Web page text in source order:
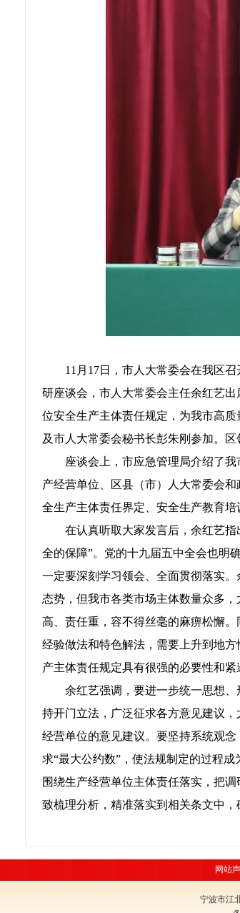
11月17日，市人大常委会在我区召
研座谈会，市人大常委会主任余红艺
位安全生产主体责任规定，为我市高
及市人大常委会秘书长彭朱刚参加。
座谈会上，市应急管理局介绍了我
产经营单位、区县（市）人大常委会
全生产主体责任界定、安全生产教育
在认真听取大家发言后，余红艺指
全的保障”。党的十九届五中全会也明
一定要深刻学习领会、全面贯彻落实
态势，但我市各类市场主体数量众多
高、责任重，容不得丝毫的麻痹松懈
经验做法和特色解法，需要上升到地
产主体责任规定具有很强的必要性和紧
余红艺强调，要进一步统一思想、
持开门立法，广泛征求各方意见建议
经营单位的意见建议。要坚持系统观
求“最大公约数”，使法规制定的过程
围绕生产经营单位主体责任落实，把
致梳理分析，精准落实到相关条文中
网站
宁波市江